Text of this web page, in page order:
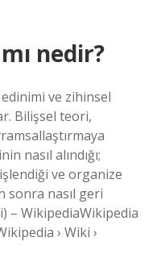
nedir?
ve zihinsel
Bilişsel teori,
nasıl alındığı;
ve organize
sonra nasıl geri
– WikipediaWikipedia
› Wiki ›